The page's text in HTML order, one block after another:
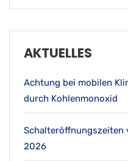
AKTUELLES
Achtung bei mobilen
durch Kohlenmonoxid
Schalteröffnungszeiten
2026